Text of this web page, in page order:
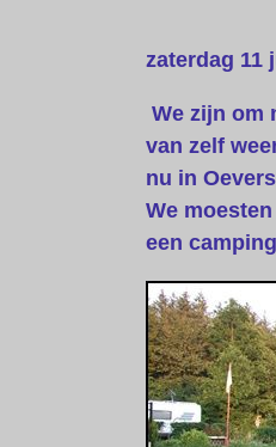
zaterdag 11
We zijn om
van zelf
nu in
We
een